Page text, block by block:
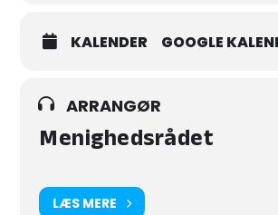
KALENDER GOOGLE
ARRANGØR
Menighedsrådet
LÆS MERE